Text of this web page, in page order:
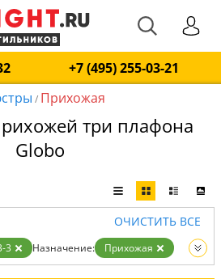
+7 (495) 255-03-21
/ Прихожая
три плафона
Globo
ОЧИСТИТЬ ВСЕ
3 Назначение:
Прихожая